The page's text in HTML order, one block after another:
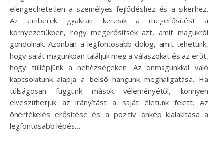
elengedhetetlen a személyes fejlődéshez és a sikerhez.
Az emberek gyakran keresik a megerősítést a
környezetükben, hogy megerősítsék azt, amit magukról
gondolnak. Azonban a legfontosabb dolog, amit tehetünk,
hogy saját magunkban találjuk meg a válaszokat és az erőt,
hogy túllépjünk a nehézségeken. Az önmagunkkal való
kapcsolatunk alapja a belső hangunk meghallgatása. Ha
túlságosan függünk mások véleményétől, könnyen
elveszíthetjük az irányítást a saját életünk felett. Az
önértékelés erősítése és a pozitív önkép kialakítása a
legfontosabb lépés…